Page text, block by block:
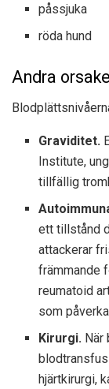
påssjuka
röda hund
Andra
Graviditet.
Institute,
tillfällig
ett tillstånd
attackerar
främmande
reumatoid
som
Kirurgi. När
hjärtkirurgi,